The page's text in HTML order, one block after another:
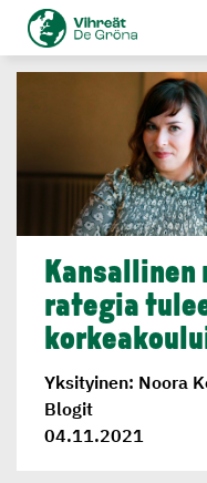
ra­tegia
Yksityinen: Noora
Blogit
04.11.2021